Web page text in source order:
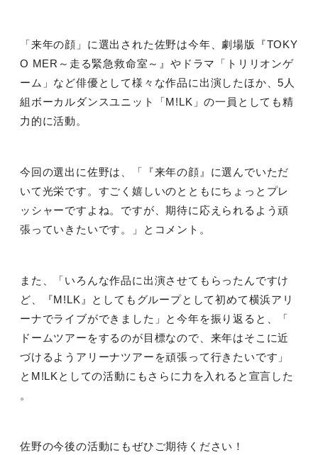
「来年の顔」に選出された佐野は今年、劇場版『TOKY
O MER ～走る緊急救命室～』やドラマ「トリリオンゲ
ーム」など俳優として様々な作品に出演したほか、5 人
組ボーカルダンスユニット「M!LK 」の一員としても精
力的に活動。
今回の選出に佐野は、「『来年の顔』に選んでいただ
いて光栄です。すごく嬉しいのとともにちょっとプレ
ッシャーですよね。ですが、期待に応えられるよう頑
張っていきたいです。」とコメント。
また、「いろんな作品に出演させてもらったんですけ
ど、『M!LK 』としてもグループとして初めて横浜アリ
ーナでライブができました」と今年を振り返ると、「
ドームツアーをするのが目標なので、来年はそこに近
づけるようアリーナツアーを頑張って行きたいです」
と M!LK としての活動にもさらに力を入れると宣言した
。
佐野の今後の活動にもぜひご期待ください！